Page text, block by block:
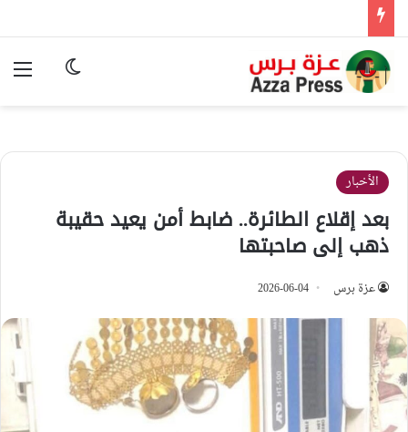
الوضع
الأخبار
بعد إقلاع الطائرة.. ضابط أمن يعيد حقيبة
ذهب إلى صاحبتها
عزة برس 2026-06-04